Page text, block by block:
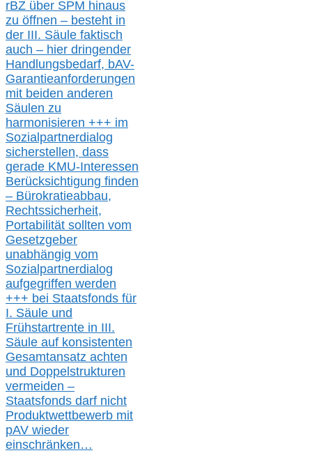
rBZ über SPM hinaus
zu öffnen – besteht in
der III. Säule faktisch
auch – hier dringender
Handlungsbedarf, bAV-
Garantieanforderungen
mit beiden anderen
Säulen zu
harmonisieren +++ im
Sozialpartnerdialog
sicherstellen, dass
gerade KMU-Interessen
Berücksichtigung finden
– Bürokratieabbau,
Rechtssicherheit,
Portabilität sollten vom
Gesetzgeber
unabhängig vom
Sozialpartnerdialog
aufgegriffen werden
+++ bei Staatsfonds für
I. Säule und
Frühstartrente in III.
Säule auf konsistenten
Gesamtansatz achten
und Doppelstrukturen
vermeiden –
Staatsfonds darf nicht
Produktwettbewerb mit
pAV wieder
einschränken…